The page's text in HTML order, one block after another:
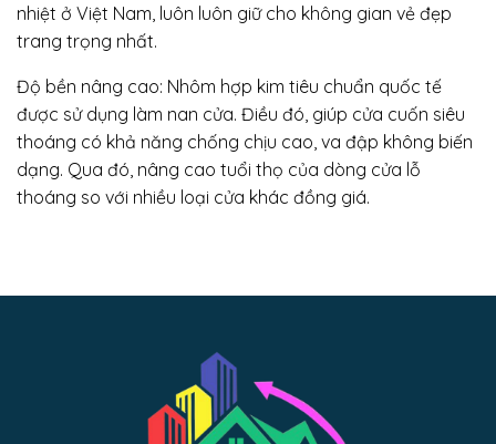
nhiệt ở Việt Nam, luôn luôn giữ cho không gian vẻ đẹp
trang trọng nhất.
Độ bền nâng cao: Nhôm hợp kim tiêu chuẩn quốc tế
được sử dụng làm nan cửa. Điều đó, giúp cửa cuốn siêu
thoáng có khả năng chống chịu cao, va đập không biến
dạng. Qua đó, nâng cao tuổi thọ của dòng cửa lỗ
thoáng so với nhiều loại cửa khác đồng giá.